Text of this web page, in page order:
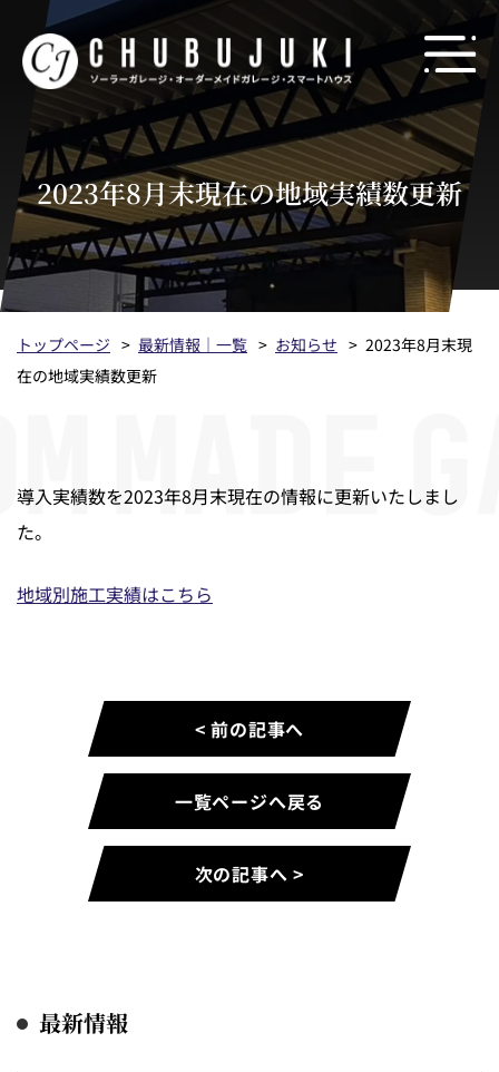
2023年8月末現在の地域実績数更新
トップページ 最新情報｜一覧 お知らせ
2023年8月末現
在の地域実績数更新
導入実績数を2023年8月末現在の情報に更新いたしまし
た。
地域別施工実績はこちら
< 前の記事へ
一覧ページへ戻る
次の記事へ >
最新情報